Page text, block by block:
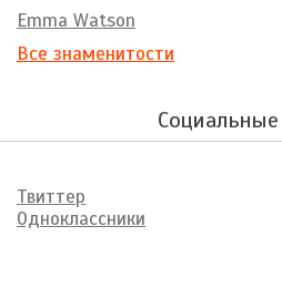
Emma Watson
Все знаменитости
Социальные
Твиттер
Одноклассники